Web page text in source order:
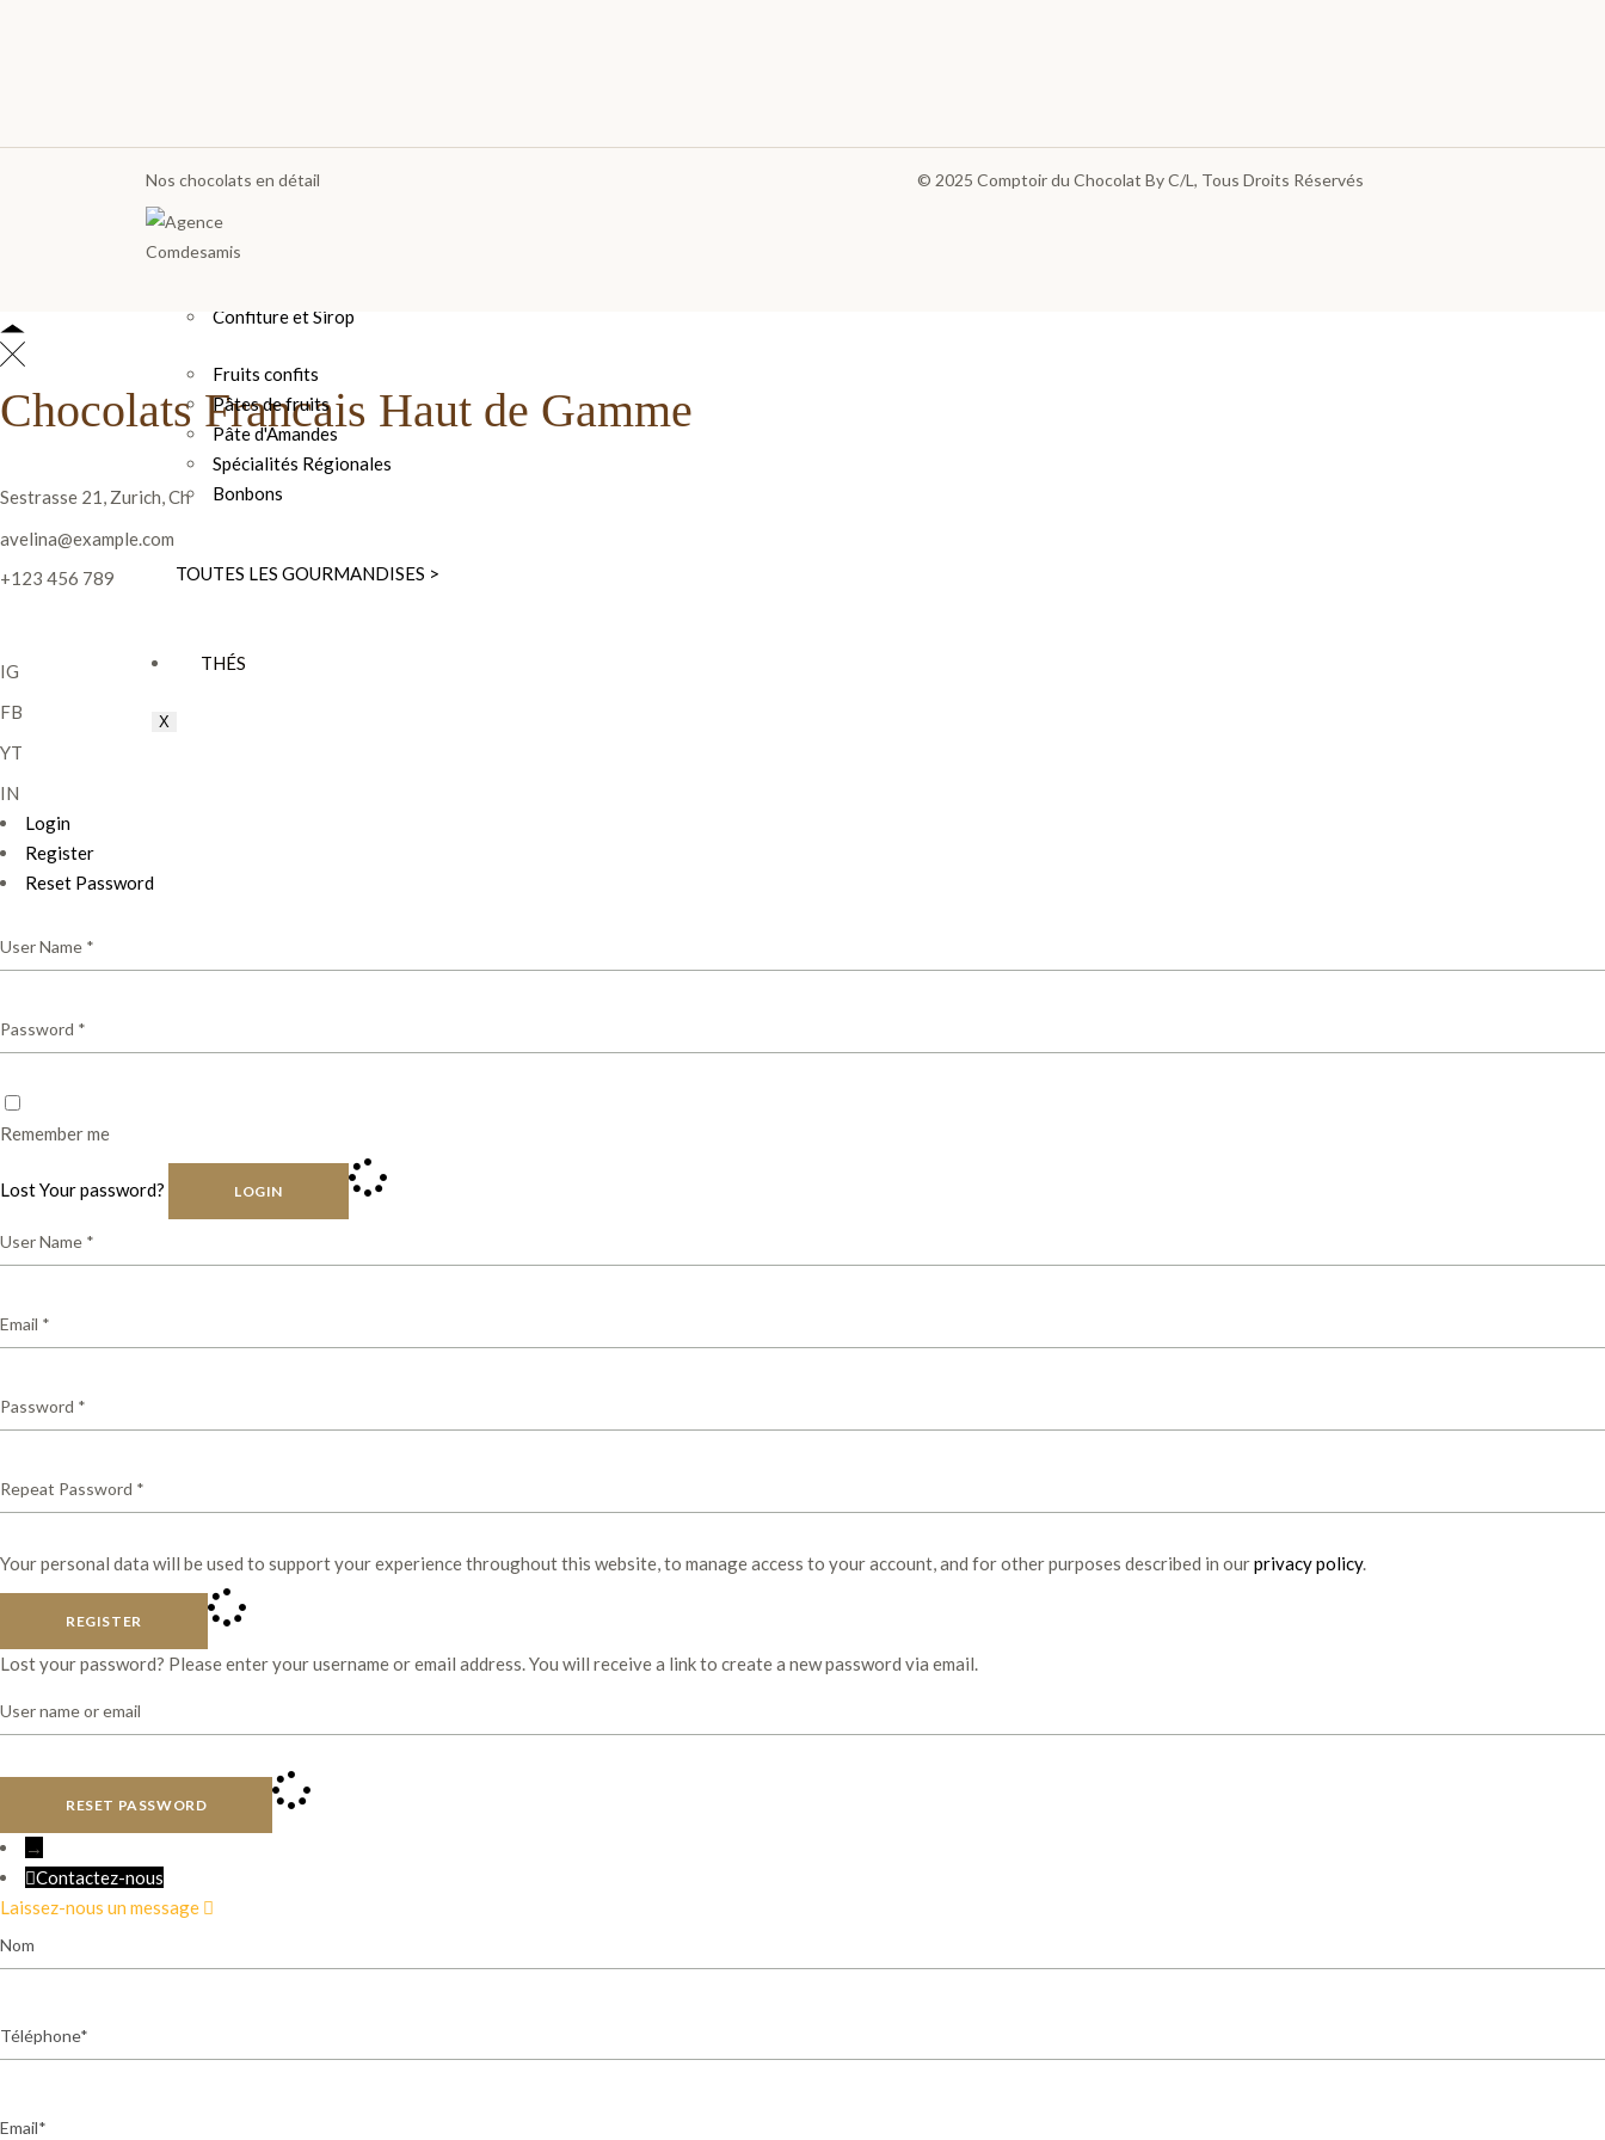
LES GOURMANDISES
Les poches et sachets
Sucettes Choco
Confiture et Sirop
Fruits confits
Pâtes de fruits
Pâte d'Amandes
Spécialités Régionales
Bonbons
TOUTES LES GOURMANDISES >
THÉS
X
Nos chocolats en détail © 2025 Comptoir du Chocolat By C/L , Tous Droits Réservés
Chocolats Francais Haut de Gamme
Sestrasse 21, Zurich, Ch
avelina@example.com
+123 456 789
IG
FB
YT
IN
Login
Register
Reset Password
Remember me
Lost Your password? LOGIN
Your personal data will be used to support your experience throughout this website, to manage access to your account, and for other purposes described in ourprivacy policy.
REGISTER
Lost your password? Please enter your username or email address. You will receive a link to create a new password via email.
RESET PASSWORD
→
Contactez-nous
Laissez-nous un message
Nom
Téléphone
Email